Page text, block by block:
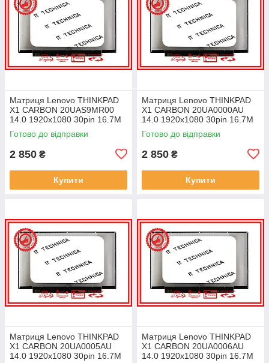
Матриця Lenovo THINKPAD
X1 CARBON 20UAS9MR00
14.0 1920x1080 30pin 16.7M
45% NTSC 300 cd/m² для
ноутбука
Готово до відправки
2 850 ₴
Купити
Матриця Lenovo THINKPAD
X1 CARBON 20UA0000AU
14.0 1920x1080 30pin 16.7M
45% NTSC 300 cd/m² для
ноутбука
Готово до відправки
2 850 ₴
Купити
Матриця Lenovo THINKPAD
X1 CARBON 20UA0005AU
14.0 1920x1080 30pin 16.7M
Матриця Lenovo THINKPAD
X1 CARBON 20UA0006AU
14.0 1920x1080 30pin 16.7M